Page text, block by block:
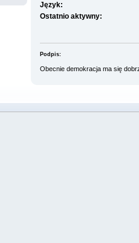
Język:
Ostatnio aktywny:
Podpis:
Obecnie demokracja ma się